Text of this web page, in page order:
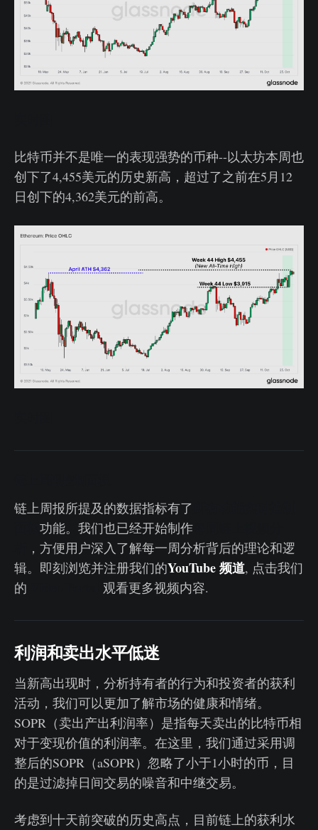
比特币并不是唯一的表现强势的币种--以太坊本周也
创下了4,455美元的历史新高，超过了之前在5月12
日创下的4,362美元的前高。
链上周报所提及的数据指标有了
功能。我们也已经开始制作
，方便用户深入了解每一周分析背后的理论和逻
辑。即刻浏览并注册我们的YouTube 频道, 点击我们
的
观看更多视频内容.
利润和卖出水平低迷
当新高出现时，分析持有者的行为和投资者的获利
活动，我们可以更加了解市场的健康和情绪。
SOPR（卖出产出利润率）是指每天卖出的比特币相
对于变现价值的利润率。在这里，我们通过采用调
整后的SOPR（aSOPR）忽略了小于1小时的币，目
的是过滤掉日间交易的噪音和中继交易。
考虑到十天前突破的历史高点，目前链上的获利水